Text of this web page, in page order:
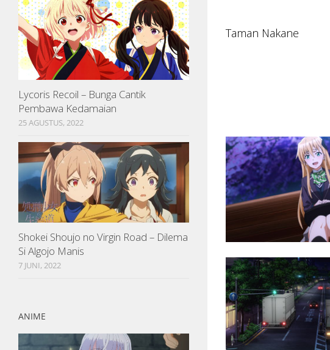
Taman Nakane
Lycoris Recoil – Bunga Cantik
Pembawa Kedamaian
25 AGUSTUS, 2022
Shokei Shoujo no Virgin Road – Dilema
Si Algojo Manis
7 JUNI, 2022
ANIME